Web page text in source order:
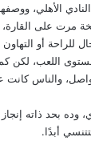
الأهلي،
على
أو
اللعب،
والناس
بحد ذاته
أبدًا.